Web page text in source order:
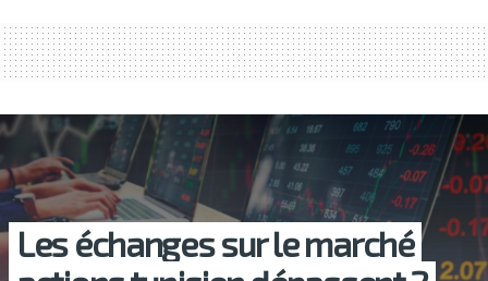
Les échanges sur le marché